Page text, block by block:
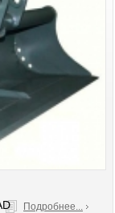
Подробнее...